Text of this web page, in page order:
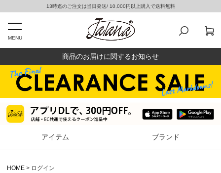
13時迄のご注文は当日発送/ 10,000円以上購入で送料無料
MENU
商品のお届けに関するお知らせ
アイテム ブランド
HOME ログイン